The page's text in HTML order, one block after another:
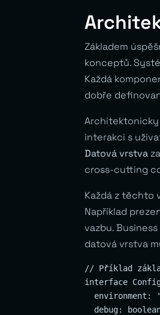
Základem
konceptů.
Každá
dobře
interakci s
Datová vrstva
cross-cutting
Každá z těchto
Například
vazbu.
datová vrstva
// Příklad
interface
environment:
debug: